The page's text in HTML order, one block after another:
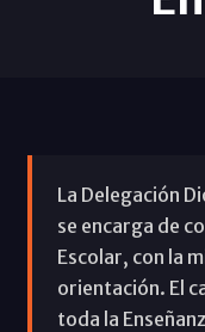
La Delegación
se encarga de
Escolar, con la
orientación. El
toda la